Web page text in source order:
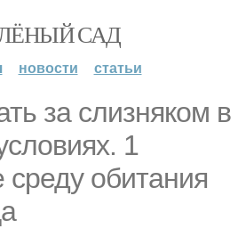
САД
новости статьи
за слизняком в
1
среду обитания